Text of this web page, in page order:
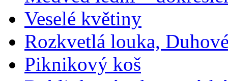
Veselé květiny
Rozkvetlá louka,
Piknikový koš